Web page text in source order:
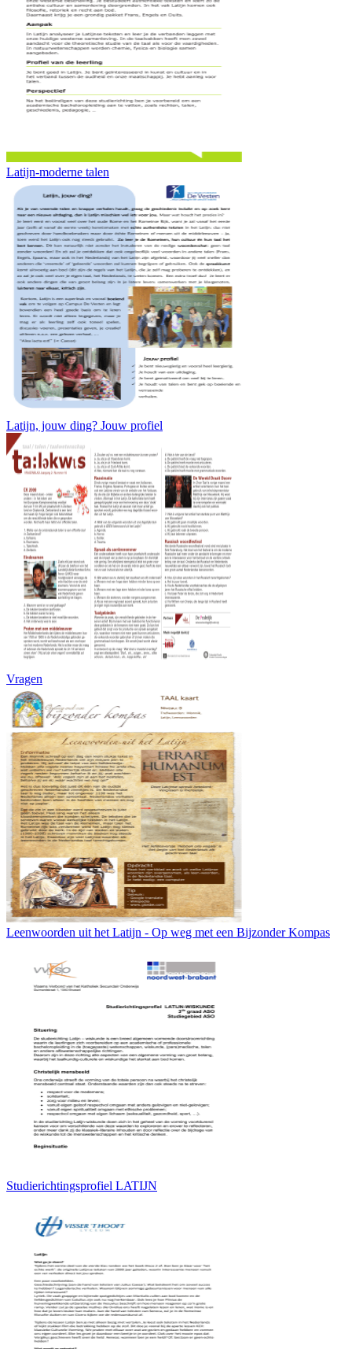
Latijn-moderne talen
Latijn, jouw ding? Jouw profiel
Vragen
Leenwoorden uit het Latijn - Op weg met een Bijzonder Kompas
Studierichtingsprofiel LATIJN